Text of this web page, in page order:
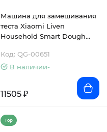
Машина для замешивания
теста Xiaomi Liven
Household Smart Dough
Код: QG-00651
В наличии-
11505 ₽
Top